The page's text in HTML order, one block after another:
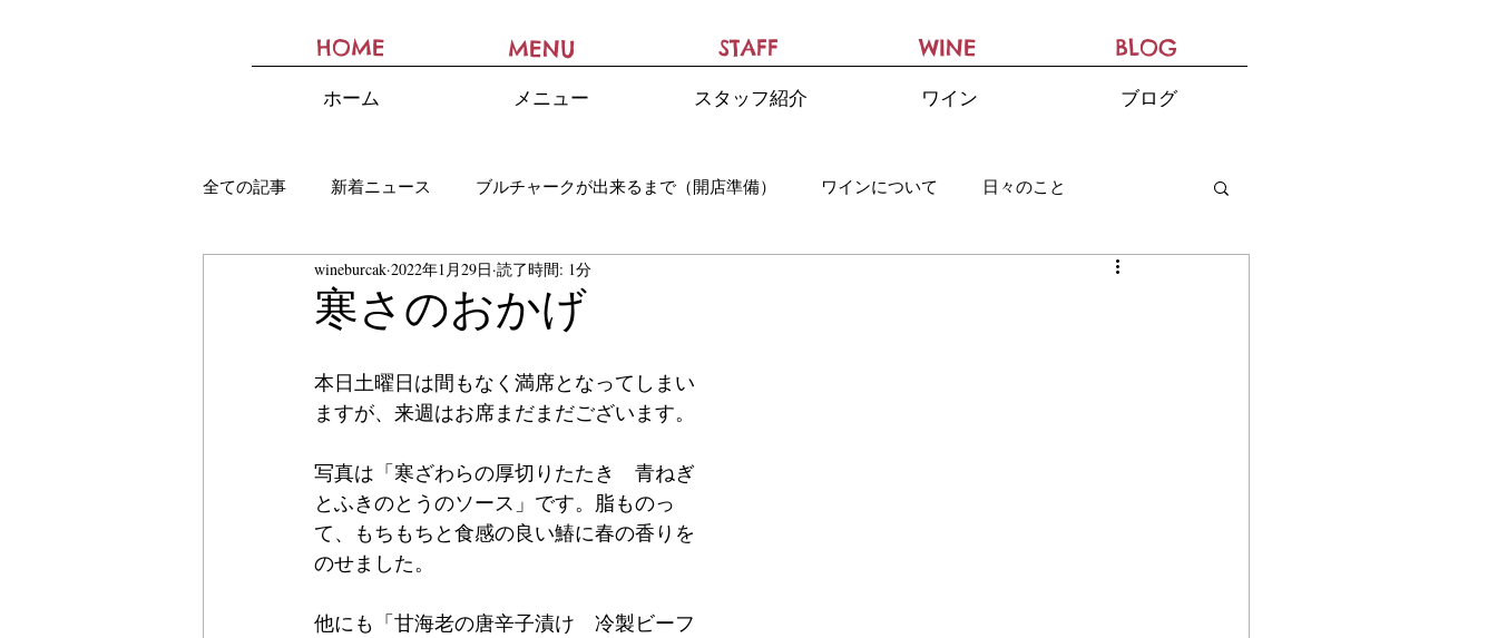
HOME MENU STAFF WINE BLOG
ホーム メニュー スタッフ紹介 ワイン ブログ
全ての記事 新着ニュース ブルチャークが出来るまで（開店準備） ワインについて 日々のこと
寒さのおかげ
wineburcak 2022年1月29日 読了時間: 1分
本日土曜日は間もなく満席となってしまい
ますが、来週はお席まだまだございます。
写真は「寒ざわらの厚切りたたき　青ねぎ
とふきのとうのソース」です。脂ものっ
て、もちもちと食感の良い鰆に春の香りを
のせました。
他にも「甘海老の唐辛子漬け　冷製ビーフ